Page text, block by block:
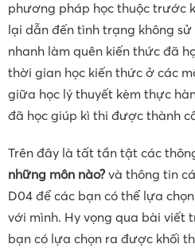
phương pháp học thuộc trước
lại dẫn đến tình trạng không
nhanh làm quên kiến thức đã
thời gian học kiến thức ở các
giữa học lý thuyết kèm thực
đã học giúp kì thi được thành
Trên đây là tất tần tật các
những môn nào?và thông tin
D04 để các bạn có thể lựa
với mình. Hy vọng qua bài viết
bạn có lựa chọn ra được khối